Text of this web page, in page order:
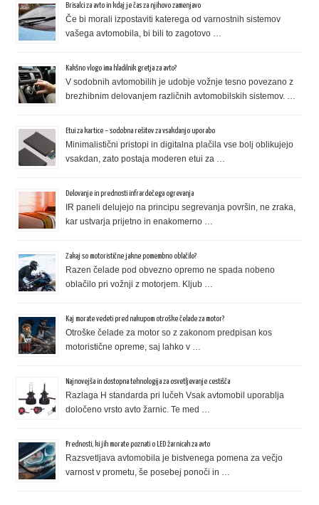
Brisalci za avto in kdaj je čas za njihovo zamenjavo
Če bi morali izpostaviti katerega od varnostnih sistemov
vašega avtomobila, bi bili to zagotovo …
Kakšno vlogo ima hladilnik gretja za avto?
V sodobnih avtomobilih je udobje vožnje tesno povezano z
brezhibnim delovanjem različnih avtomobilskih sistemov. …
Etui za kartice – sodobna rešitev za vsakdanjo uporabo
Minimalistični pristopi in digitalna plačila vse bolj oblikujejo
vsakdan, zato postaja moderen etui za …
Delovanje in prednosti infrardečega ogrevanja
IR paneli delujejo na principu segrevanja površin, ne zraka,
kar ustvarja prijetno in enakomerno …
Zakaj so motoristične jakne pomembno oblačilo?
Razen čelade pod obvezno opremo ne spada nobeno
oblačilo pri vožnji z motorjem. Kljub …
Kaj morate vedeti pred nakupom otroške čelade za motor?
Otroške čelade za motor so z zakonom predpisan kos
motoristične opreme, saj lahko v …
Najnovejša in dostopna tehnologija za osvetljevanje cestišča
Razlaga H standarda pri lučeh Vsak avtomobil uporablja
določeno vrsto avto žarnic. Te med …
Prednosti, ki jih morate poznati o LED žarnicah za avto
Razsvetljava avtomobila je bistvenega pomena za večjo
varnost v prometu, še posebej ponoči in …